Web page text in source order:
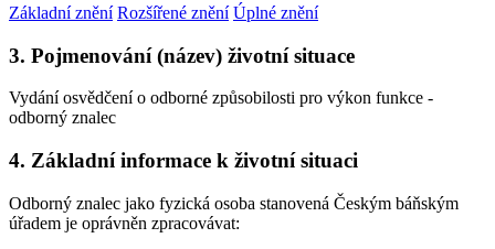
Základní znění Rozšířené znění Úplné znění
3. Pojmenování (název) životní situace
Vydání osvědčení o odborné způsobilosti pro výkon funkce -
odborný znalec
4. Základní informace k životní situaci
Odborný znalec jako fyzická osoba stanovená Českým báňským
úřadem je oprávněn zpracovávat: